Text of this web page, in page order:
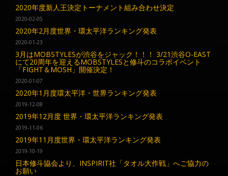
2020年度新人王決定トーナメント組み合わせ決定
2020-02-05
2020年2月度世界・環太平洋ランキング発表
2020-01-23
3月はMOBSTYLESが渋谷をジャック！！！ 3/21渋谷O-EAST
にて20周年を迎えるMOBSTYLESと修斗のコラボイベント
「FIGHT＆MOSH」開催決定！
2020-01-07
2020年1月度環太平洋・世界ランキング発表
2019-12-08
2019年12月度 世界・環太平洋ランキング発表
2019-11-06
2019年11月度世界・環太平洋ランキング発表
2019-10-19
日本修斗協会より、INSPIRIT社「タオル大作戦」へご協力の
お願い